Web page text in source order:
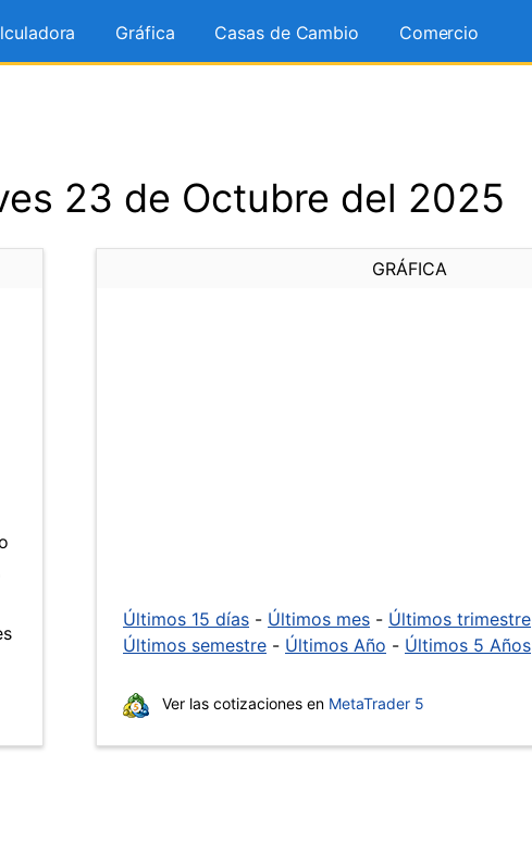
Gráfica Casas de Cambio Comercio
23 de Octubre del 2025
GRÁFICA
Últimos 15 días - Últimos mes - Últimos trimestre
Últimos semestre - Últimos Año - Últimos 5 Años
Ver las cotizaciones en MetaTrader 5